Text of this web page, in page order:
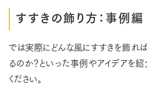
すすきの飾り方：事例編
では実際にどんな風にすすきを飾れ
るのか？といった事例やアイデアを
ください。